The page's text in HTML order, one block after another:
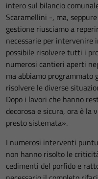
intero sul bilancio
Scaramellini -, ma,
gestione riusciamo a
necessarie per intervenire
possibile risolvere tutti i
numerosi cantieri aperti
ma abbiamo
risolvere le diverse
Dopo i lavori che hanno
decorosa e sicura, ora è la
presto sistemata».
I numerosi interventi
non hanno risolto le
cedimenti del porfido e